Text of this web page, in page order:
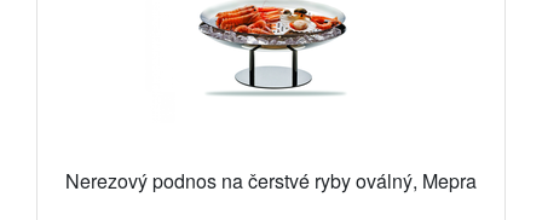
Nerezový podnos na čerstvé ryby oválný, Mepra